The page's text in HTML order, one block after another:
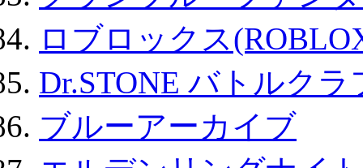
ロブロックス
Dr.STONE バトルク
ブルーアーカイブ